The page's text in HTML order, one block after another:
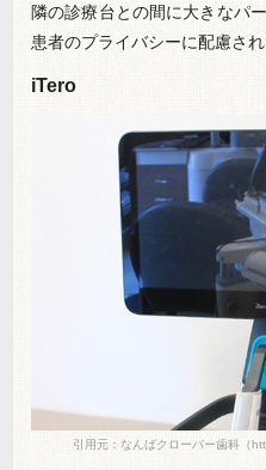
隣の診療台との間に大きなパ
患者のプライバシーに配慮され
iTero
引用元：なんばクローバー歯科（